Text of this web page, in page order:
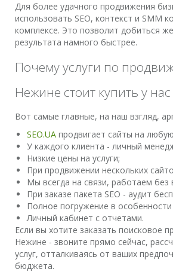
Для более удачного продвижения
использовать SEO, контекст и SMM
комплексе. Это позволит добиться
результата намного быстрее.
Почему услуги по
Нежине стоит купить у нас
Вот самые главные, на наш взгляд,
SEO.UA продвигает сайты на
У каждого клиента - личный
Низкие цены на услуги;
При продвижении нескольких
Мы всегда на связи, работаем без
При заказе пакета SEO - аудит
Полное погружение в
Личный кабинет с отчетами.
Если вы хотите заказать поисковое
Нежине - звоните прямо сейчас,
услуг, отталкиваясь от ваших
бюджета.